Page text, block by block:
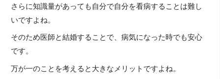
さらに知識量があっても自分で自分を看病することは難し
いですよね。
そのため医師と結婚することで、病気になった時でも安心
です。
万が一のことを考えると大きなメリットですよね。